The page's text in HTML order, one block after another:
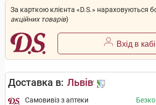
За карткою клієнта «D.S.» нараховуються
акційних товарів)
Вхід в
Доставка в: Львів
Самовивіз з аптеки